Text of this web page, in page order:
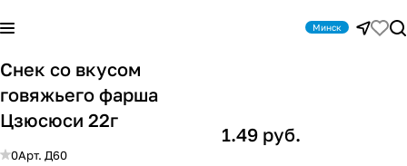
Минск
Снек со вкусом
говяжьего фарша
Цзюсюси 22г
0Арт. Д60
1.49 руб.